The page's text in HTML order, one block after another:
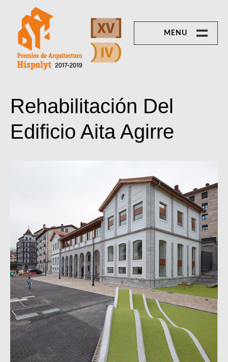
content
MENU
Vivienda
unifamiliar
Vivienda
colectiva
IV PREMIO DE
ARQUITECTURA
DE TEJA
Rehabilitación
Obra nueva
BASES
JURADO
FALLO
Rehabilitación Del
Edificio Aita Agirre